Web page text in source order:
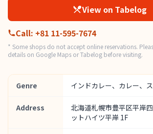
View on Tabelog
Call: +81 11-595-7674
* Some shops do not accept online reservations.
details on Google Maps or Tabelog before visiting.
Genre インドカレー、カレー、
Address
北海道札幌市豊平区平岸
ットハイツ平岸 1F